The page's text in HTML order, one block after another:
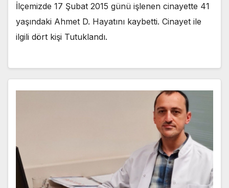
İlçemizde 17 Şubat 2015 günü işlenen cinayette 41
yaşındaki Ahmet D. Hayatını kaybetti. Cinayet ile
ilgili dört kişi Tutuklandı.